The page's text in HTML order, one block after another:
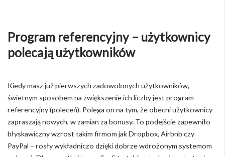
Program referencyjny – użytkownicy
polecają użytkowników
Kiedy masz już pierwszych zadowolonych użytkowników,
świetnym sposobem na zwiększenie ich liczby jest program
referencyjny (poleceń). Polega on na tym, że obecni użytkownicy
zapraszają nowych, w zamian za bonusy. To podejście zapewniło
błyskawiczny wzrost takim firmom jak Dropbox, Airbnb czy
PayPal – rosły wykładniczo dzięki dobrze wdrożonym systemom